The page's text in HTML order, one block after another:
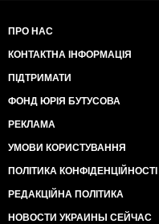
ПРО НАС
КОНТАКТНА ІНФОРМАЦІЯ
ПІДТРИМАТИ
ФОНД ЮРІЯ БУТУСОВА
РЕКЛАМА
УМОВИ КОРИСТУВАННЯ
ПОЛІТИКА КОНФІДЕНЦІЙНОСТІ
РЕДАКЦІЙНА ПОЛІТИКА
НОВОСТИ УКРАИНЫ СЕЙЧАС